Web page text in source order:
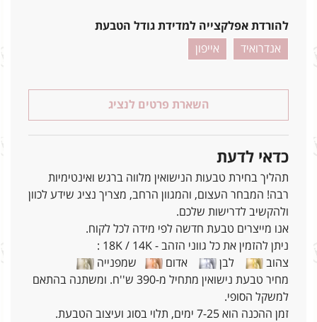
להורדת אפלקצייה למדידת גודל הטבעת
אנדרואיד
אייפון
השארת פרטים לנציג
כדאי לדעת
תהליך בחירת טבעות הנישואין מלווה ברגש ואינטימיות
רבה! המבחר העצום, והמגוון הרחב, מצריך נציג שידע לכוון
ולהקשיב לדרישות שלכם.
אנו מייצרים טבעת חדשה לפי מידה לכל לקוח.
ניתן להזמין את כל גווני הזהב - 18K / 14K :
צהוב
לבן אדום
שמפנייה
מחיר טבעת נישואין מתחיל מ-390 ש''ח. ומשתנה בהתאם
למשקל הסופי.
זמן ההכנה הוא 7-25 ימים, תלוי בסוג ועיצוב הטבעת.